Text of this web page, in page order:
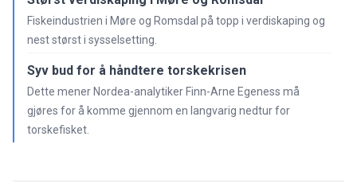
Fiskeindustrien i Møre og Romsdal på topp i verdiskaping og
nest størst i sysselsetting.
Syv bud for å håndtere torskekrisen
Dette mener Nordea-analytiker Finn-Arne Egeness må
gjøres for å komme gjennom en langvarig nedtur for
torskefisket.